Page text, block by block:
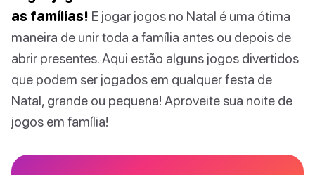
as famílias! E jogar jogos no Natal é uma ótima
maneira de unir toda a família antes ou depois de
abrir presentes. Aqui estão alguns jogos divertidos
que podem ser jogados em qualquer festa de
Natal, grande ou pequena! Aproveite sua noite de
jogos em família!